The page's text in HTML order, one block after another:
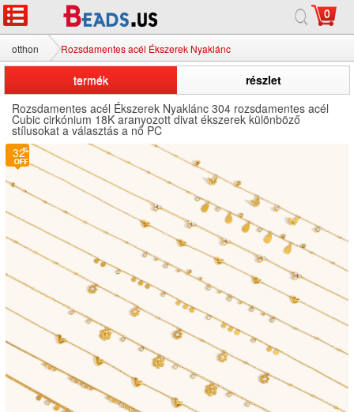
0
otthon Rozsdamentes acél Ékszerek Nyaklánc
termék
részlet
Rozsdamentes acél Ékszerek Nyaklánc 304 rozsdamentes acél
Cubic cirkónium 18K aranyozott divat ékszerek különböző
stílusokat a választás a nő PC